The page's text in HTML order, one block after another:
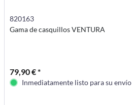
820163
Gama de casquillos VENTURA
79,90 € *
Inmediatamente listo para su envío